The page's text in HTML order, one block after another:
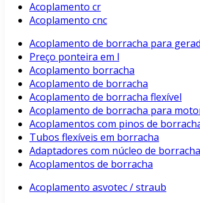
Acoplamento cr
Acoplamento cnc
Acoplamento de borracha para
Preço ponteira em l
Acoplamento borracha
Acoplamento de borracha
Acoplamento de borracha flexível
Acoplamento de borracha para
Acoplamentos com pinos de
Tubos flexíveis em borracha
Adaptadores com núcleo de borracha
Acoplamentos de borracha
Acoplamento asvotec / straub